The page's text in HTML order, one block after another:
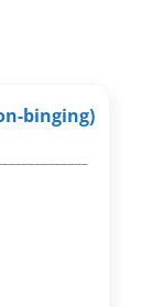
binging)